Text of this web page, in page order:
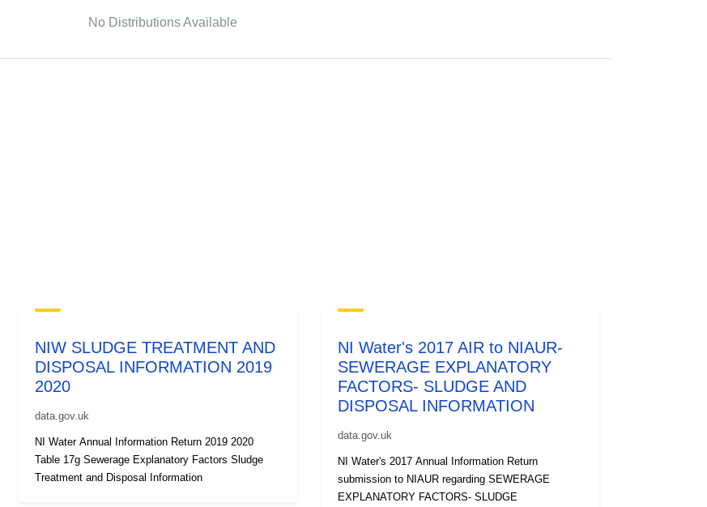
No Distributions Available
NIW SLUDGE TREATMENT AND
DISPOSAL INFORMATION 2019
2020
data.gov.uk
NI Water Annual Information Return 2019 2020
Table 17g Sewerage Explanatory Factors Sludge
Treatment and Disposal Information
NI Water's 2017 AIR to NIAUR-
SEWERAGE EXPLANATORY
FACTORS- SLUDGE AND
DISPOSAL INFORMATION
data.gov.uk
NI Water's 2017 Annual Information Return
submission to NIAUR regarding SEWERAGE
EXPLANATORY FACTORS- SLUDGE